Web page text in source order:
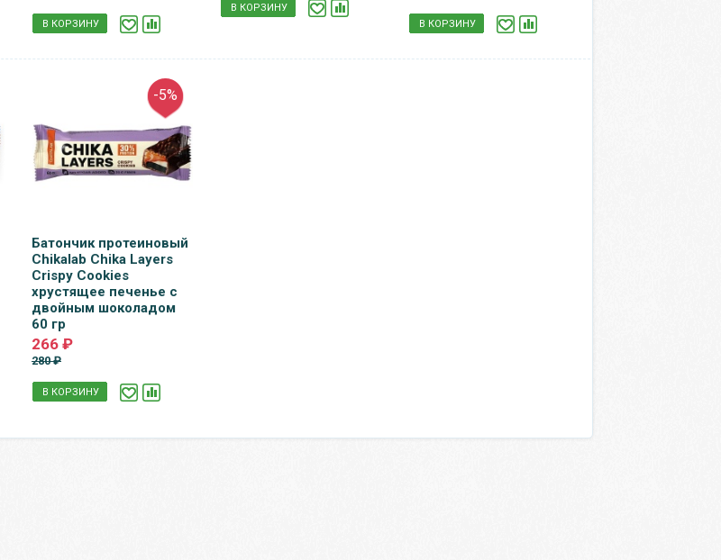
В КОРЗИНУ
В КОРЗИНУ
В КОРЗИНУ
-5%
Батончик протеиновый
Chikalab Chika Layers
Crispy Cookies
хрустящее печенье с
двойным шоколадом
60 гр
266 ₽
280 ₽
В КОРЗИНУ